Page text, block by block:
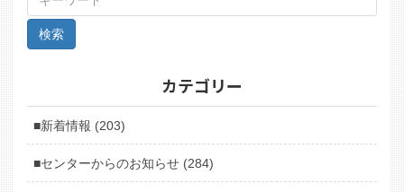
カテゴリー
■新着情報 (203)
■センターからのお知らせ (284)